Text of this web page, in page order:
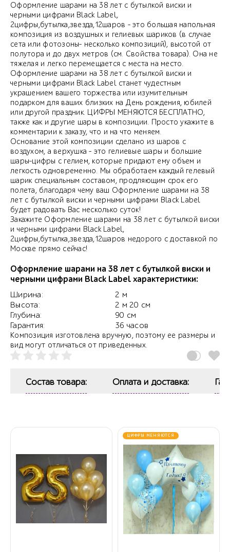
Оформление шарами на 38 лет с бутылкой виски и
черными цифрами Black Label,
2цифры,бутылка,звезда,12шаров - это большая напольная
композиция из воздушных и гелиевых шариков (в случае
сета или фотозоны- несколько композиций), высотой от
полутора и до двух метров (см. Свойства товара). Она не
тяжелая и легко перемещается с места на место.
Оформление шарами на 38 лет с бутылкой виски и
черными цифрами Black Label станет чудестным
украшением вашего торжества или изумительным
подарком для ваших близких на День рождения, юбилей
или другой праздник. ЦИФРЫ МЕНЯЮТСЯ БЕСПЛАТНО,
также как и другие шары в композиции. Просто укажите в
комментарии к заказу, что и на что меняем.
Основание этой композиции сделано из шаров с
воздухом, а верхушка - это гелиевые шары и большие
шары-цифры с гелием, которые придают ему объем и
легкость одновременно. Мы обработаем каждый гелевый
шарик специальным составом, продляющим срок его
полета, благодаря чему ваш Оформление шарами на 38
лет с бутылкой виски и черными цифрами Black Label
будет радовать Вас несколько суток!
Закажите Оформление шарами на 38 лет с бутылкой виски
и черными цифрами Black Label,
2цифры,бутылка,звезда,12шаров недорого с доставкой по
Москве прямо сейчас!
Оформление шарами на 38 лет с бутылкой виски и
черными цифрами Black Label характеристики:
Ширина:
Высота:
Глубина:
Гарантия:
2 м
2 м 20 см
90 см
36 часов
Композиция изготовлена вручную, поэтому ее размеры и
вид могут отличаться от приведенных.
Состав товара: Оплата и доставка:
ЦИФРЫ МЕНЯЮТСЯ